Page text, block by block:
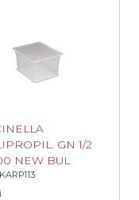
GN 1/2
NEW BUL